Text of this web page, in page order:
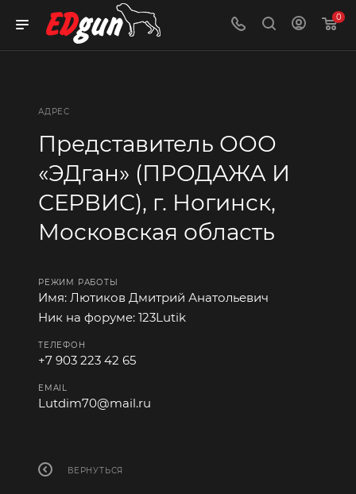
0
АДРЕС
Представитель ООО
«ЭДган» (ПРОДАЖА И
СЕРВИС), г. Ногинск,
Московская область
РЕЖИМ РАБОТЫ
Имя: Лютиков Дмитрий Анатольевич
Ник на форуме: 123Lutik
ТЕЛЕФОН
+7 903 223 42 65
EMAIL
Lutdim70@mail.ru
ВЕРНУТЬСЯ